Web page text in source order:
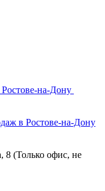
на-Дону
в Ростове-на-Дону
8 (Только офис, не